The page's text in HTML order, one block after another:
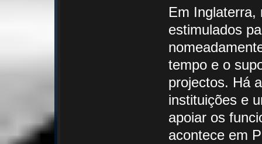
Em Inglaterra,
estimulados
tempo e o
projectos. Há
instituições e
apoiar os
acontece em